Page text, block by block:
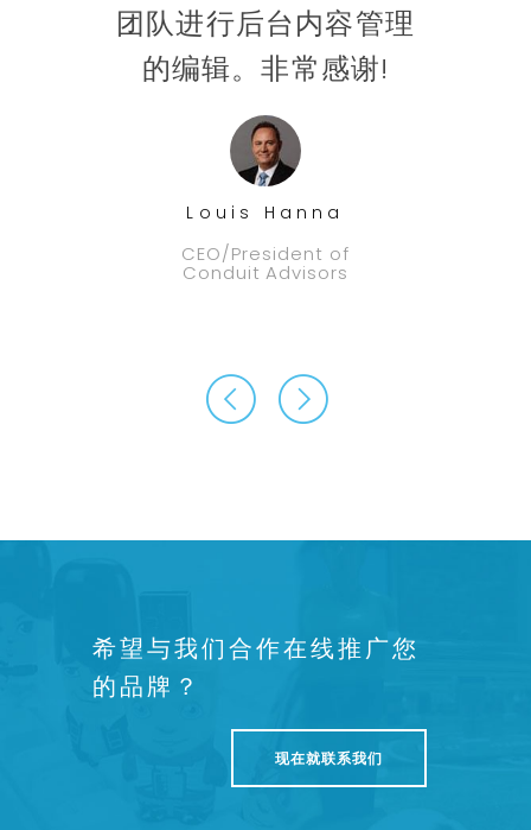
团队进行后台内容管理
的编辑。非常感谢!
Louis Hanna
CEO/President of
Conduit Advisors
希望与我们合作在线推广您
的品牌？
现在就联系我们